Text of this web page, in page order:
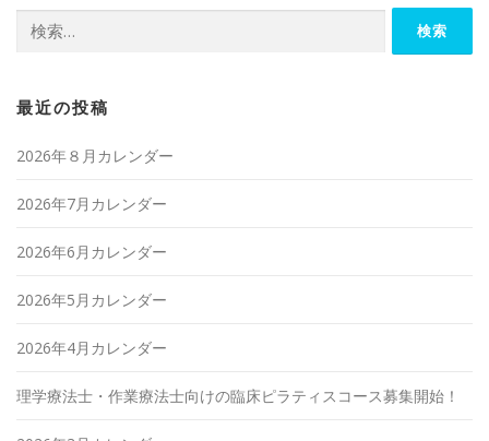
索:
最近の投稿
2026年８月カレンダー
2026年7月カレンダー
2026年6月カレンダー
2026年5月カレンダー
2026年4月カレンダー
理学療法士・作業療法士向けの臨床ピラティスコース募集開始！